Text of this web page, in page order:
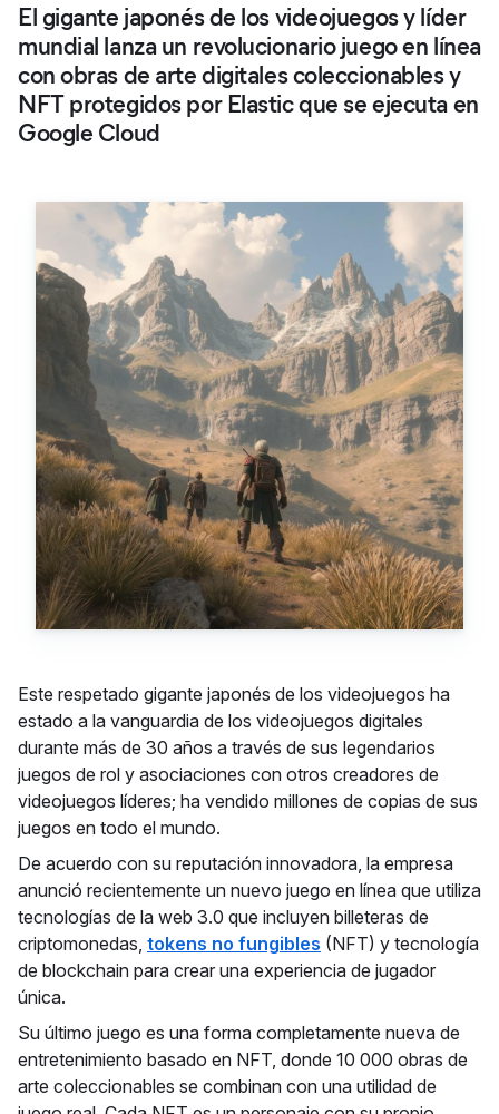
El gigante japonés de los videojuegos y líder
mundial lanza un revolucionario juego en línea
con obras de arte digitales coleccionables y
NFT protegidos por Elastic que se ejecuta en
Google Cloud
Este respetado gigante japonés de los videojuegos ha
estado a la vanguardia de los videojuegos digitales
durante más de 30 años a través de sus legendarios
juegos de rol y asociaciones con otros creadores de
videojuegos líderes; ha vendido millones de copias de sus
juegos en todo el mundo.
De acuerdo con su reputación innovadora, la empresa
anunció recientemente un nuevo juego en línea que utiliza
tecnologías de la web 3.0 que incluyen billeteras de
criptomonedas, tokens no fungibles (NFT) y tecnología
de blockchain para crear una experiencia de jugador
única.
Su último juego es una forma completamente nueva de
entretenimiento basado en NFT, donde 10 000 obras de
arte coleccionables se combinan con una utilidad de